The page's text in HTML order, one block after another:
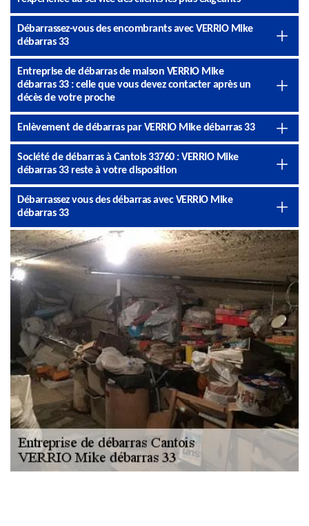
Débarrassez-vous des encombrants avec VERRIO Mike
débarras 33
Entreprise de débarras de maison VERRIO Mike
débarras 33 : celle que vous devez contacter après un
décès de votre proche
Enlèvement de débarras par VERRIO Mike débarras 33
Société de débarras à Cantois 33760 : VERRIO Mike
débarras 33 reste à votre disposition
Débarrassez vous des débarras avec VERRIO Mike
débarras 33